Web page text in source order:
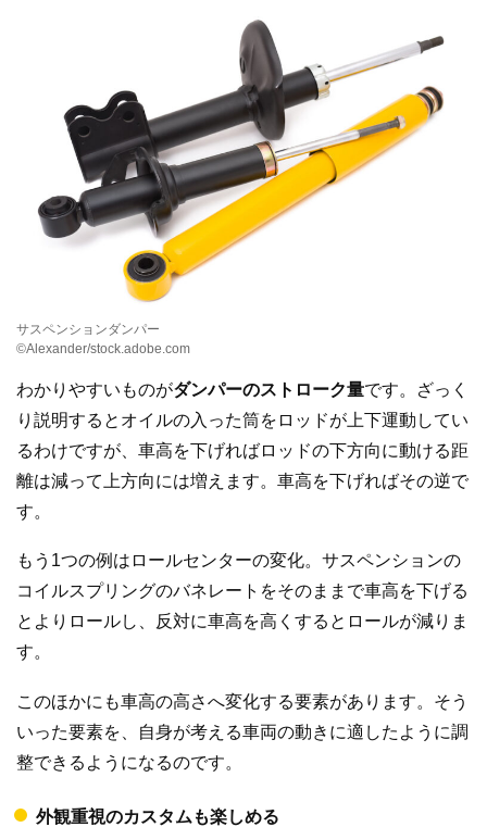
サスペンションダンパー
©Alexander/stock.adobe.com
わかりやすいものがダンパーのストローク量です。ざっく
り説明するとオイルの入った筒をロッドが上下運動してい
るわけですが、車高を下げればロッドの下方向に動ける距
離は減って上方向には増えます。車高を下げればその逆で
す。
もう1つの例はロールセンターの変化。サスペンションの
コイルスプリングのバネレートをそのままで車高を下げる
とよりロールし、反対に車高を高くするとロールが減りま
す。
このほかにも車高の高さへ変化する要素があります。そう
いった要素を、自身が考える車両の動きに適したように調
整できるようになるのです。
外観重視のカスタムも楽しめる